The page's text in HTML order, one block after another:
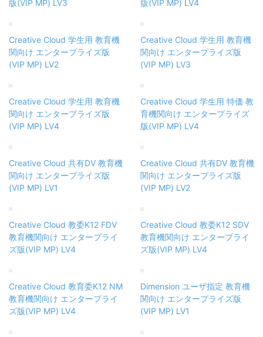
版(VIP MP) LV3 版(VIP MP) LV4
Creative Cloud 学生用 教育機
関向け エンタープライズ版
(VIP MP) LV2
Creative Cloud 学生用 教育機
関向け エンタープライズ版
(VIP MP) LV3
Creative Cloud 学生用 教育機
関向け エンタープライズ版
(VIP MP) LV4
Creative Cloud 学生用 特価 教
育機関向け エンタープライズ
版(VIP MP) LV4
Creative Cloud 共有DV 教育機
関向け エンタープライズ版
(VIP MP) LV1
Creative Cloud 共有DV 教育機
関向け エンタープライズ版
(VIP MP) LV2
Creative Cloud 教委K12 FDV
教育機関向け エンタープライ
ズ版(VIP MP) LV4
Creative Cloud 教委K12 SDV
教育機関向け エンタープライ
ズ版(VIP MP) LV4
Creative Cloud 教育委K12 NM
教育機関向け エンタープライ
ズ版(VIP MP) LV4
Dimension ユーザ指定 教育機
関向け エンタープライズ版
(VIP MP) LV1